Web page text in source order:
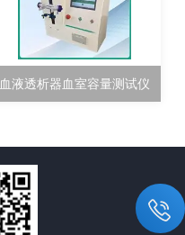
血液透析器血室容量测试仪